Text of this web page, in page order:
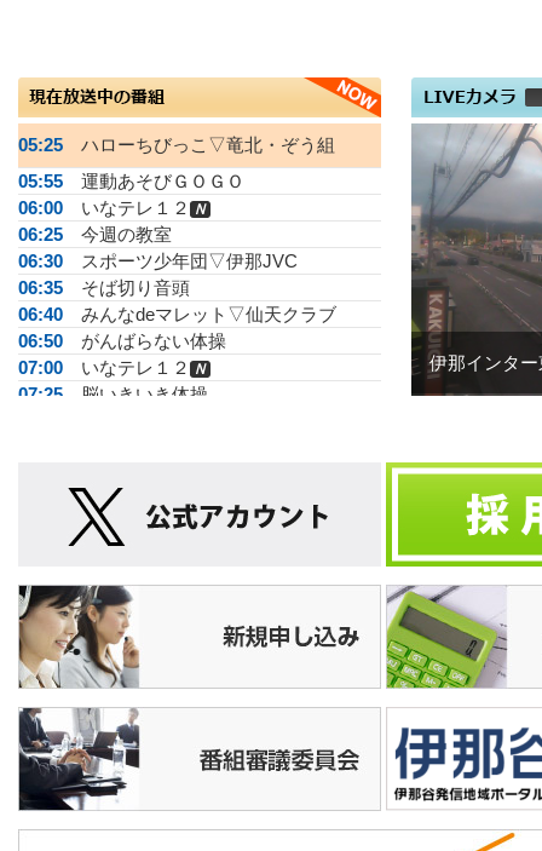
05:25
ハローちびっこ▽竜北・ぞう組
05:55
運動あそびＧＯＧＯ
06:00
いなテレ１２ Ｎ
06:25
今週の教室
06:30
スポーツ少年団▽伊那JVC
06:35
そば切り音頭
06:40
みんなdeマレット▽仙天クラブ
06:50
がんばらない体操
07:00
いなテレ１２ Ｎ
07:25
脳いきいき体操
名湯の条件
店ばな工房
09:30
ハローちびっこ▽竜北・ぞう組
10:00
Nuts!
10:30
がんばらない体操
10:40
手話で話そう
10:45
イチゲンさんどうでしょう
11:00
ＪＡ広報る～らる
11:20
私の地域▽緑のある風景
11:50
運動あそびＧＯＧＯ
11:55
今週の教室
伊那インター